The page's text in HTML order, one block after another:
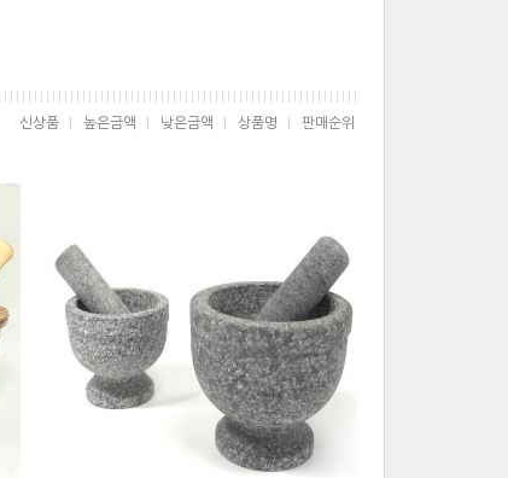
신상품 높은금액 낮은금액 상품명 판매순위